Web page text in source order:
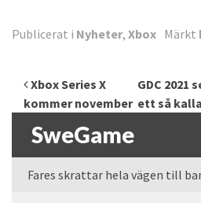
Publicerat i Nyheter, Xbox Märkt
Inläggsnavigering
Xbox Series X
kommer november
GDC 2021
ett så
SweGame
Fares skrattar hela vägen till